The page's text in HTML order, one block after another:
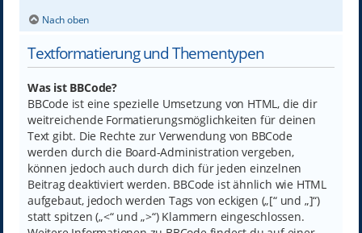
Nach oben
Textformatierung und Thementypen
Was ist BBCode?
BBCode ist eine spezielle Umsetzung von HTML, die dir
weitreichende Formatierungsmöglichkeiten für deinen
Text gibt. Die Rechte zur Verwendung von BBCode
werden durch die Board-Administration vergeben,
können jedoch auch durch dich für jeden einzelnen
Beitrag deaktiviert werden. BBCode ist ähnlich wie HTML
aufgebaut, jedoch werden Tags von eckigen („[“ und „]“)
statt spitzen („<“ und „>“) Klammern eingeschlossen.